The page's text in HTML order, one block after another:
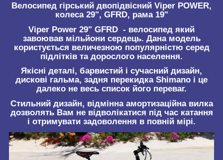
Велосипед гірський двопідвісний Viper POWER,
колеса 29", GFRD, рама 19"
Viper Power 29" GFRD - велосипед який
завоював мільйони сердець. Дана модель
користується величезною популярністю серед
підлітків та дорослого населення.
Якісні деталі, барвистий і сучасний дизайн,
дискові гальма, задня перекидка Shimano і це
далеко не весь список його переваг.
Стильний дизайн, відмінна амортизаційна вилка
дозволять Вам не відволікатися під час катання
і отримувати задоволення в повній мірі.